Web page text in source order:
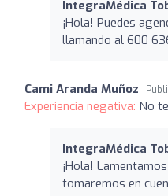
IntegraMédica
¡Hola! Puedes
llamando al 600
Cami Aranda Muñoz
Experiencia negativa: No
IntegraMédica
¡Hola!
tomaremos en